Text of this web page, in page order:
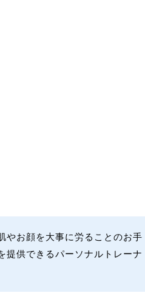
やお顔を大事に労ることのお手
提供できるパーソナルトレーナ